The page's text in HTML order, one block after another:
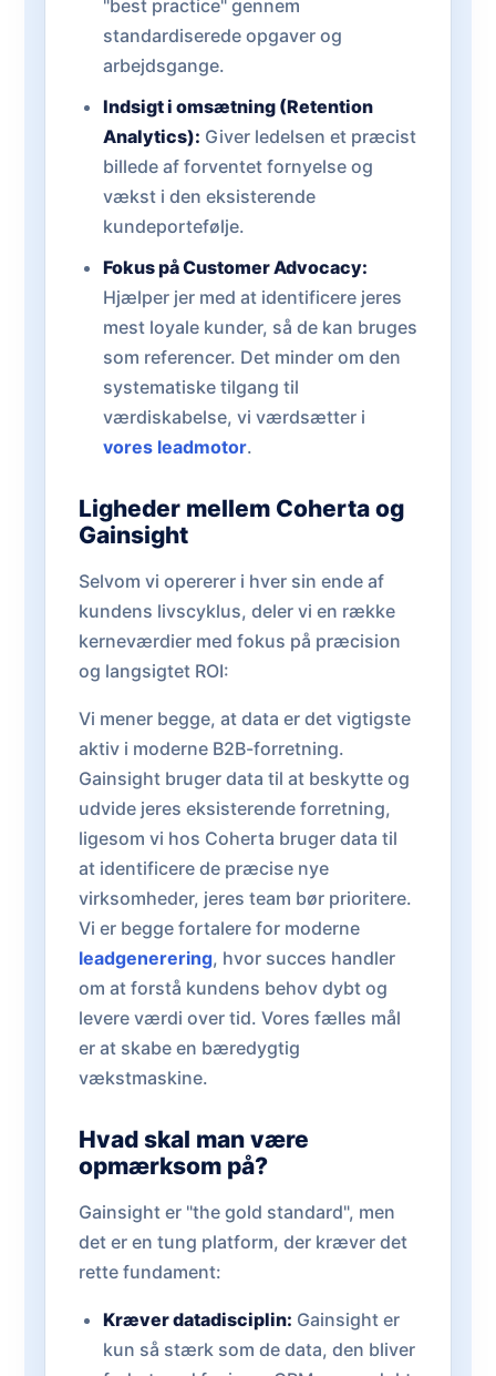
"best practice" gennem
standardiserede opgaver og
arbejdsgange.
Indsigt i omsætning (Retention
Analytics): Giver ledelsen et præcist
billede af forventet fornyelse og
vækst i den eksisterende
kundeportefølje.
Fokus på Customer Advocacy:
Hjælper jer med at identificere jeres
mest loyale kunder, så de kan bruges
som referencer. Det minder om den
systematiske tilgang til
værdiskabelse, vi værdsætter i
vores leadmotor.
Ligheder mellem Coherta og
Gainsight
Selvom vi opererer i hver sin ende af
kundens livscyklus, deler vi en række
kerneværdier med fokus på præcision
og langsigtet ROI:
Vi mener begge, at data er det vigtigste
aktiv i moderne B2B-forretning.
Gainsight bruger data til at beskytte og
udvide jeres eksisterende forretning,
ligesom vi hos Coherta bruger data til
at identificere de præcise nye
virksomheder, jeres team bør prioritere.
Vi er begge fortalere for moderne
leadgenerering, hvor succes handler
om at forstå kundens behov dybt og
levere værdi over tid. Vores fælles mål
er at skabe en bæredygtig
vækstmaskine.
Hvad skal man være
opmærksom på?
Gainsight er "the gold standard", men
det er en tung platform, der kræver det
rette fundament:
Kræver datadisciplin: Gainsight er
kun så stærk som de data, den bliver